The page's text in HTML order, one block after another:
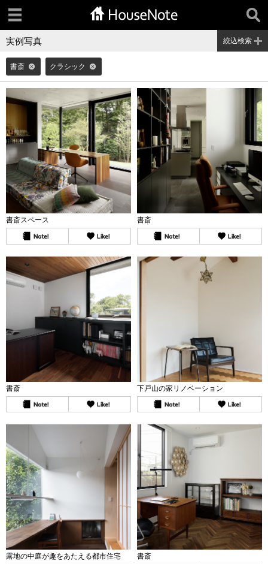
実例写真 絞込検索
書斎 クラシック
書斎スペース 書斎
書斎 下戸山の家リノベーション
露地の中庭が趣をあたえる都市住宅 書斎